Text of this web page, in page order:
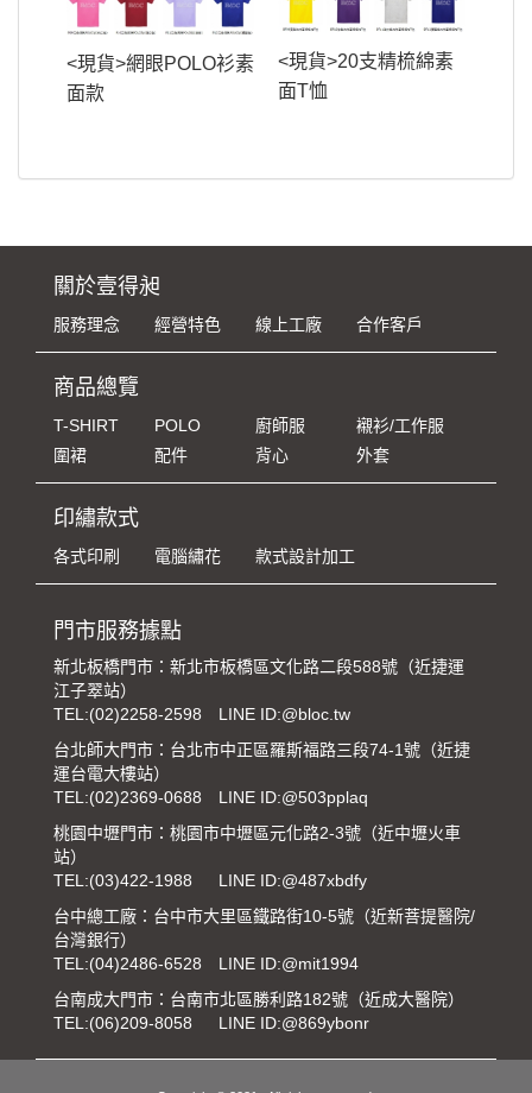
<現貨>網眼POLO衫素
面款
<現貨>20支精梳綿素
面T恤
關於壹得昶
服務理念 經營特色 線上工廠 合作客戶
商品總覽
T-SHIRT POLO 廚師服
襯衫/工作服
圍裙
配件 背心 外套
印繡款式
各式印刷 電腦繡花 款式設計加工
門市服務據點
新北板橋門市：新北市板橋區文化路二段588號（近捷運
江子翠站）
TEL:(02)2258-2598
LINE ID:@bloc.tw
台北師大門市：台北市中正區羅斯福路三段74-1號（近捷
運台電大樓站）
TEL:(02)2369-0688
LINE ID:@503pplaq
桃園中壢門市：桃園市中壢區元化路2-3號（近中壢火車
站）
TEL:(03)422-1988
LINE ID:@487xbdfy
台中總工廠：台中市大里區鐵路街10-5號（近新菩提醫院/
台灣銀行）
TEL:(04)2486-6528
LINE ID:@mit1994
台南成大門市：台南市北區勝利路182號（近成大醫院）
TEL:(06)209-8058 LINE ID:@869ybonr